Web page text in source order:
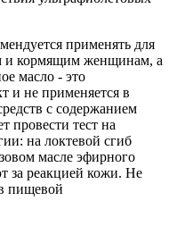
применять для
и кормящим женщинам, а
масло - это
и не применяется в
с содержанием
провести тест на
на локтевой сгиб
масле эфирного
за реакцией кожи. Не
пищевой